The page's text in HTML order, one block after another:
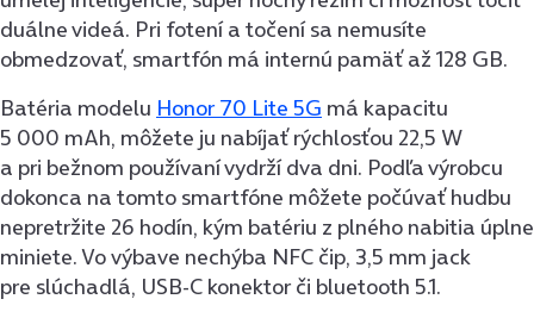
duálne videá. Pri fotení a točení sa nemusíte
obmedzovať, smartfón má internú pamäť až 128 GB.
Batéria modelu Honor 70 Lite 5G má kapacitu
5 000 mAh, môžete ju nabíjať rýchlosťou 22,5 W
a pri bežnom používaní vydrží dva dni. Podľa výrobcu
dokonca na tomto smartfóne môžete počúvať hudbu
nepretržite 26 hodín, kým batériu z plného nabitia úplne
miniete. Vo výbave nechýba NFC čip, 3,5 mm jack
pre slúchadlá, USB-C konektor či bluetooth 5.1.